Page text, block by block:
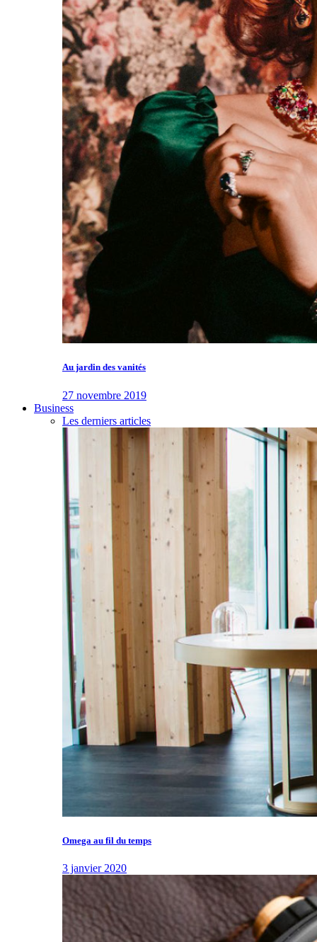
Au jardin des vanités
27 novembre 2019
Business
Les derniers articles
Omega au fil du temps
3 janvier 2020